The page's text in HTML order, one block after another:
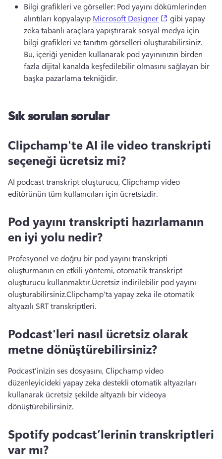
Bilgi grafikleri ve görseller: Pod yayını dökümlerinden
alıntıları kopyalayıp Microsoft Designer (opens in a
gibi yapay
zeka tabanlı araçlara yapıştırarak sosyal medya için
Bu, içeriği yeniden kullanarak pod yayınınızın birden
fazla dijital kanalda keşfedilebilir olmasını sağlayan bir
başka pazarlama tekniğidir.
Sık sorulan sorular
Clipchamp'te AI ile video transkripti
seçeneği ücretsiz mi?
AI podcast transkript oluşturucu, Clipchamp video
editörünün tüm kullanıcıları için ücretsizdir.
Pod yayını transkripti hazırlamanın
en iyi yolu nedir?
Profesyonel ve doğru bir pod yayını transkripti
oluşturmanın en etkili yöntemi, otomatik transkript
oluşturucu kullanmaktır.Ücretsiz indirilebilir pod yayını
oluşturabilirsiniz.Clipchamp'ta yapay zeka ile otomatik
altyazılı SRT transkriptleri.
Podcast'leri nasıl ücretsiz olarak
metne dönüştürebilirsiniz?
Podcast’inizin ses dosyasını, Clipchamp video
düzenleyicideki yapay zeka destekli otomatik altyazıları
kullanarak ücretsiz şekilde altyazılı bir videoya
dönüştürebilirsiniz.
Spotify podcast’lerinin transkriptleri
var mı?